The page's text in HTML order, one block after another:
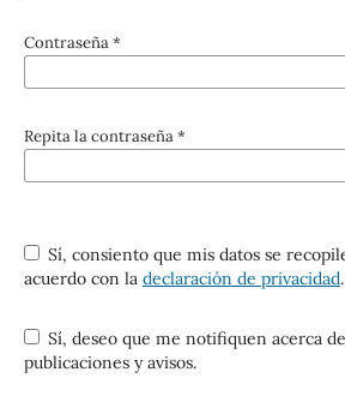
Contraseña*
Repita la contraseña*
Sí, consiento que mis datos se recopilen y se almacenen de
acuerdo con la declaración de privacidad.
Sí, deseo que me notifiquen acerca de nuevas
publicaciones y avisos.